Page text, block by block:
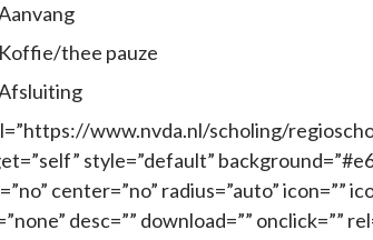
thee pauze
www.nvda.nl/scholing/
style=”default”
center=”no” radius=”auto” icon=””
desc=”” download=”” onclick=””